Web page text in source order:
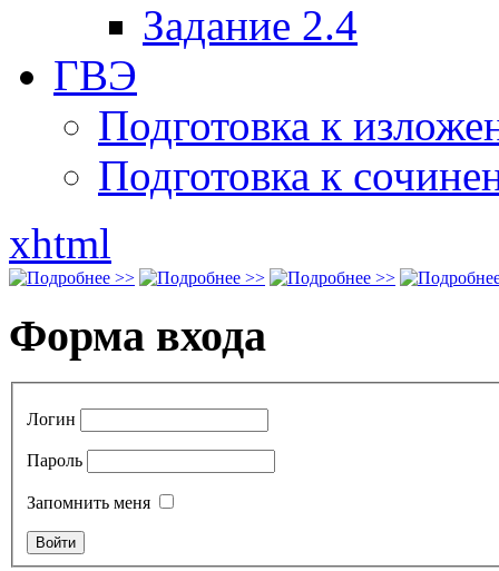
Задание 2.4
ГВЭ
Подготовка к
Подготовка к
xhtml
Форма входа
Логин
Пароль
Запомнить меня